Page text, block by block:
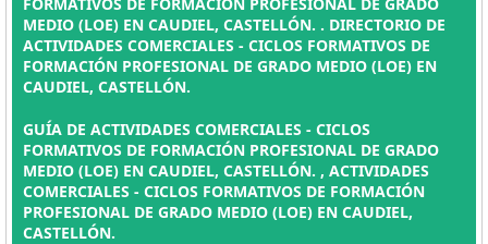
MEDIO (LOE) EN CAUDIEL, CASTELLÓN. . DIRECTORIO DE
ACTIVIDADES COMERCIALES - CICLOS FORMATIVOS DE
FORMACIÓN PROFESIONAL DE GRADO MEDIO (LOE) EN
CAUDIEL, CASTELLÓN.
GUÍA DE ACTIVIDADES COMERCIALES - CICLOS
FORMATIVOS DE FORMACIÓN PROFESIONAL DE GRADO
MEDIO (LOE) EN CAUDIEL, CASTELLÓN. , ACTIVIDADES
COMERCIALES - CICLOS FORMATIVOS DE FORMACIÓN
PROFESIONAL DE GRADO MEDIO (LOE) EN CAUDIEL,
CASTELLÓN.